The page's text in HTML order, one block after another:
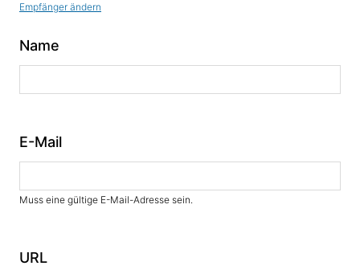
Empfänger ändern
Name
E-Mail
Muss eine gültige E-Mail-Adresse sein.
URL